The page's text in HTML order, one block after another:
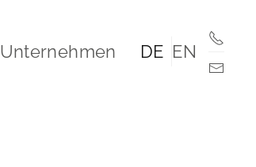
Unternehmen DE EN